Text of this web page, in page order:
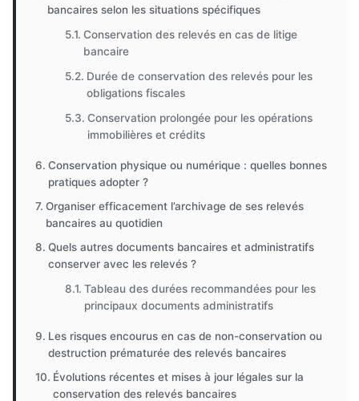
bancaires selon les situations spécifiques
Conservation des relevés en cas de litige
bancaire
Durée de conservation des relevés pour les
obligations fiscales
Conservation prolongée pour les opérations
immobilières et crédits
Conservation physique ou numérique : quelles bonnes
pratiques adopter ?
Organiser efficacement l’archivage de ses relevés
bancaires au quotidien
Quels autres documents bancaires et administratifs
conserver avec les relevés ?
Tableau des durées recommandées pour les
principaux documents administratifs
Les risques encourus en cas de non-conservation ou
destruction prématurée des relevés bancaires
Évolutions récentes et mises à jour légales sur la
conservation des relevés bancaires